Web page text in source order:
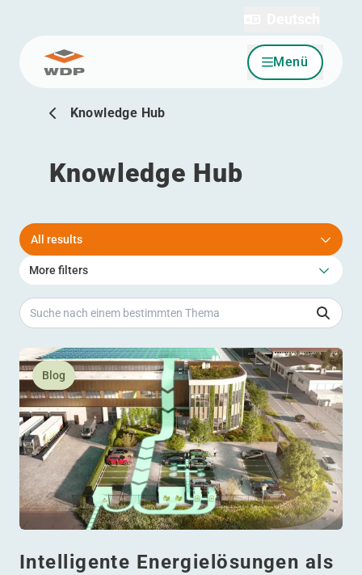
Zum Inhalt wechseln Menü
Knowledge Hub
Knowledge Hub
All results
More filters
Suche nach einem bestimmten Thema
Blog
Intelligente Energielösungen als
Lesen Sie mehr daüber Intelligente Energielösungen